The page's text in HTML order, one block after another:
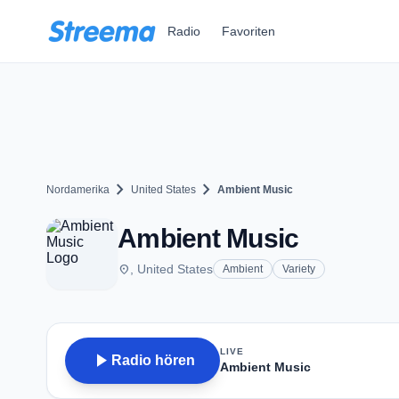
Radio Favoriten
Nordamerika chevron_right United States chevron_right Ambient Music
Ambient Music
place , United States Ambient Variety
play_arrow Radio hören
LIVE
Ambient Music